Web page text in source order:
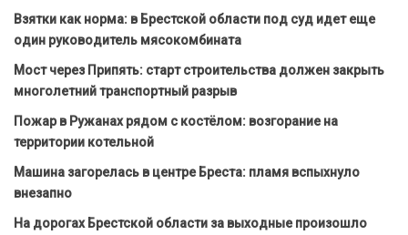
Взятки как норма: в Брестской области под суд идет еще
один руководитель мясокомбината
Мост через Припять: старт строительства должен закрыть
многолетний транспортный разрыв
Пожар в Ружанах рядом с костёлом: возгорание на
территории котельной
Машина загорелась в центре Бреста: пламя вспыхнуло
внезапно
На дорогах Брестской области за выходные произошло